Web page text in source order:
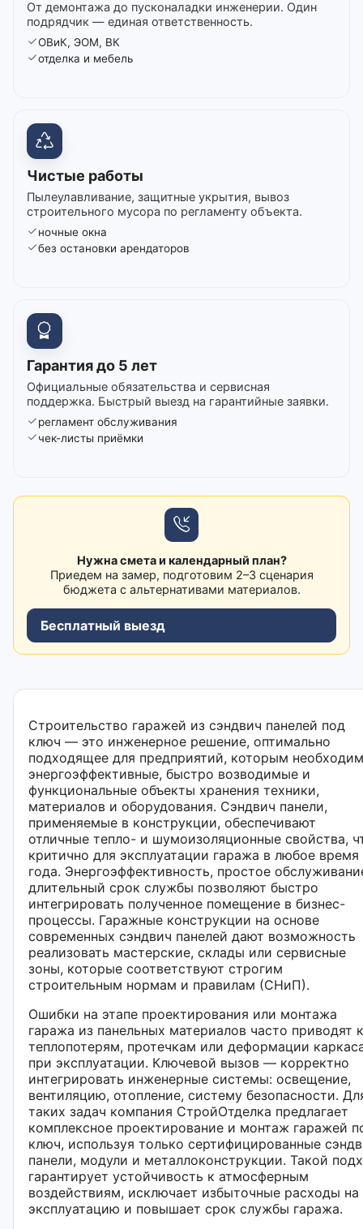
От демонтажа до пусконаладки инженерии. Один
подрядчик — единая ответственность.
ОВиК, ЭОМ, ВК
отделка и мебель
Чистые работы
Пылеулавливание, защитные укрытия, вывоз
строительного мусора по регламенту объекта.
ночные окна
без остановки арендаторов
Гарантия до 5 лет
Официальные обязательства и сервисная
поддержка. Быстрый выезд на гарантийные заявки.
регламент обслуживания
чек-листы приёмки
Нужна смета и календарный план?
Приедем на замер, подготовим 2–3 сценария
бюджета с альтернативами материалов.
Бесплатный выезд
Строительство гаражей из сэндвич панелей под
ключ — это инженерное решение, оптимально
подходящее для предприятий, которым
энергоэффективные, быстро возводимые и
функциональные объекты хранения техники,
материалов и оборудования. Сэндвич панели,
применяемые в конструкции, обеспечивают
отличные тепло- и шумоизоляционные свойства,
критично для эксплуатации гаража в любое время
года. Энергоэффективность, простое
длительный срок службы позволяют быстро
интегрировать полученное помещение в бизнес-
процессы. Гаражные конструкции на основе
современных сэндвич панелей дают возможность
реализовать мастерские, склады или сервисные
зоны, которые соответствуют строгим
строительным нормам и правилам (СНиП).
Ошибки на этапе проектирования или монтажа
гаража из панельных материалов часто приводят к
теплопотерям, протечкам или деформации
при эксплуатации. Ключевой вызов — корректно
интегрировать инженерные системы: освещение,
вентиляцию, отопление, систему безопасности.
таких задач компания СтройОтделка предлагает
комплексное проектирование и монтаж гаражей
ключ, используя только сертифицированные
панели, модули и металлоконструкции. Такой
гарантирует устойчивость к атмосферным
воздействиям, исключает избыточные расходы на
эксплуатацию и повышает срок службы гаража.